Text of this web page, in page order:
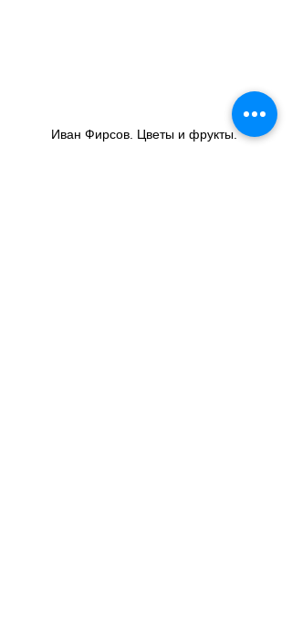
Иван Фирсов. Цветы и фрукты.